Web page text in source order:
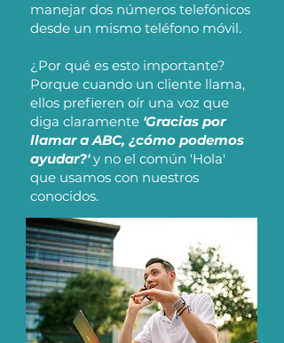
manejar dos números telefónicos
desde un mismo teléfono móvil.
¿Por qué es esto importante?
Porque cuando un cliente llama,
ellos prefieren oír una voz que
diga claramente 'Gracias por
llamar a ABC, ¿cómo podemos
ayudar?'y no el común 'Hola'
que usamos con nuestros
conocidos.